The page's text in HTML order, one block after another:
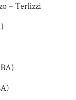
– Terlizzi